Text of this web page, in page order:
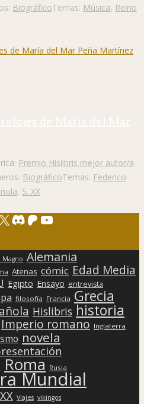
BiográficoTemas: Música, Reino
de María del Mar
Premio Hislibris mejor autor/a
BiográficoTemas: Federico
, S. XX
Discord
Patreon
YouTube
Alemania
Atenas cómic Edad Media
Egipto Ensayo entrevista
filosofía Francia Grecia
Hislibris historia
Imperio romano Inglaterra
novela
Roma Rusia
Mundial
Viajes vikingos